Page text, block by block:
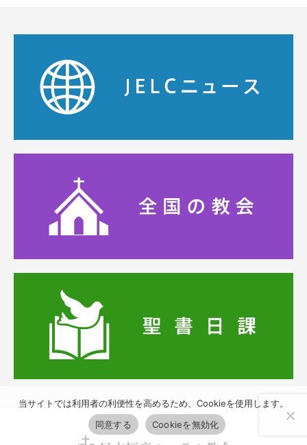
当サイトでは利用者の利便性を高めるため、Cookieを使用します。
同意する
Cookieを無効化